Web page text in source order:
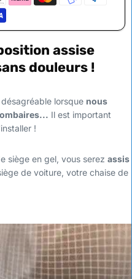
assise
douleurs !
lorsque nous
Il est important
!
siège en gel, vous serez assis
de voiture, votre chaise de